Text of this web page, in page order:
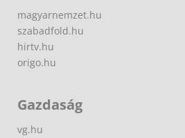
magyarnemzet.hu
szabadfold.hu
hirtv.hu
origo.hu
Gazdaság
vg.hu